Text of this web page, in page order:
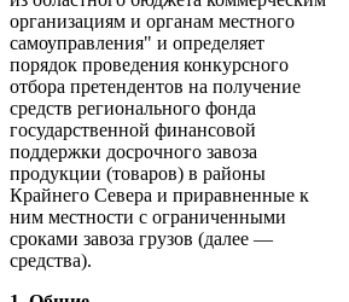
организациям и органам местного
самоуправления" и определяет
порядок проведения конкурсного
отбора претендентов на получение
средств регионального фонда
государственной финансовой
поддержки досрочного завоза
продукции (товаров) в районы
Крайнего Севера и приравненные к
ним местности с ограниченными
сроками завоза грузов (далее —
средства).